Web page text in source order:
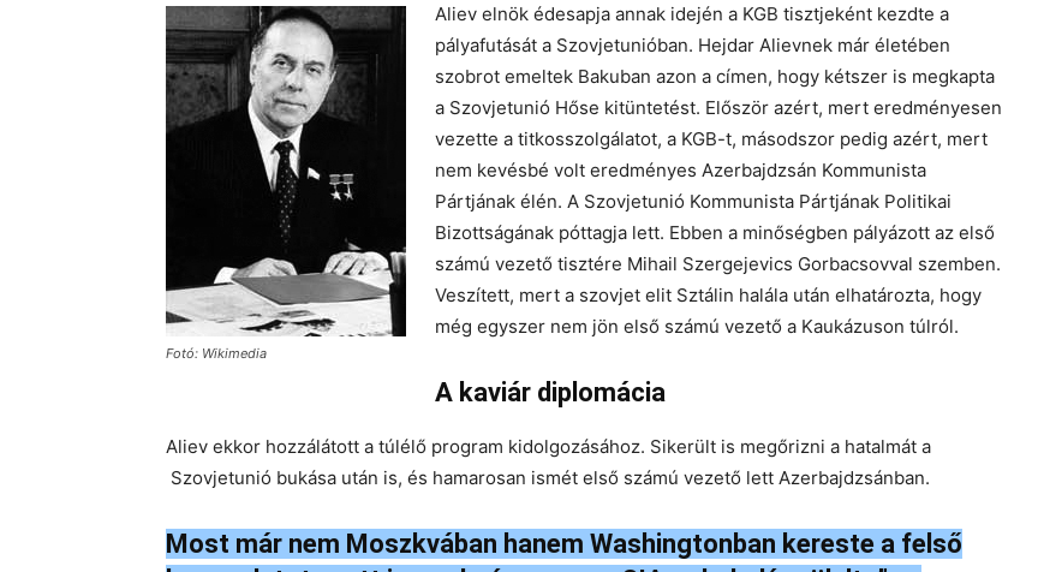
Fotó: Wikimedia
Aliev elnök édesapja annak idején a KGB tisztjeként kezdte a
pályafutását a Szovjetunióban. Hejdar Alievnek már életében
szobrot emeltek Bakuban azon a címen, hogy kétszer is megkapta
a Szovjetunió Hőse kitüntetést. Először azért, mert eredményesen
vezette a titkosszolgálatot, a KGB-t, másodszor pedig azért, mert
nem kevésbé volt eredményes Azerbajdzsán Kommunista
Pártjának élén. A Szovjetunió Kommunista Pártjának Politikai
Bizottságának póttagja lett. Ebben a minőségben pályázott az első
számú vezető tisztére Mihail Szergejevics Gorbacsovval szemben.
Veszített, mert a szovjet elit Sztálin halála után elhatározta, hogy
még egyszer nem jön első számú vezető a Kaukázuson túlról.
A kaviár diplomácia
Aliev ekkor hozzálátott a túlélő program kidolgozásához. Sikerült is megőrizni a hatalmát a
Szovjetunió bukása után is, és hamarosan ismét első számú vezető lett Azerbajdzsánban.
Most már nem Moszkvában hanem Washingtonban kereste a felső